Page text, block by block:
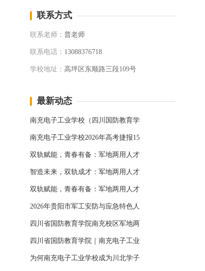
联系方式
联系老师： 普老师
联系电话： 13088376718
学校地址： 高坪区东顺路三段109号
最新动态
南充电子工业学校（四川国防教育学
南充电子工业学校2026年高考捷报15
双轨赋能，青春有备：军地两用人才
智造未来，双轨成才：军地两用人才
双轨赋能，青春有备：军地两用人才
2026年贵阳市军工安防与应急特色人
四川省国防教育学院南充校区军地两
四川省国防教育学院｜南充电子工业
为何南充电子工业学校成为川北学子